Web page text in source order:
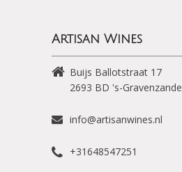
Artisan Wines
Buijs Ballotstraat 17
2693 BD 's-Gravenzande
info@artisanwines.nl
+31648547251